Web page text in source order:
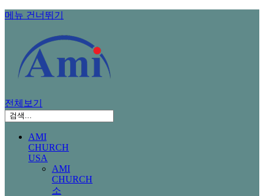
메뉴 건너뛰기
전체보기
AMI
CHURCH
USA
AMI
CHURCH
소